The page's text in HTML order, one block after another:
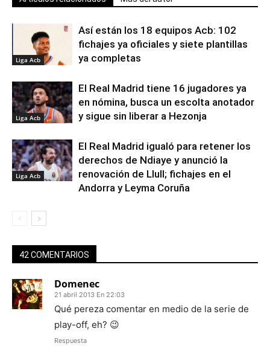
Liga Acb
Así están los 18 equipos Acb: 102
fichajes ya oficiales y siete plantillas
ya completas
Liga Acb
El Real Madrid tiene 16 jugadores ya
en nómina, busca un escolta anotador
y sigue sin liberar a Hezonja
Liga Acb
El Real Madrid igualó para retener los
derechos de Ndiaye y anunció la
renovación de Llull; fichajes en el
Andorra y Leyma Coruña
42 COMENTARIOS
Domenec
21 abril 2013 En 22:03
Qué pereza comentar en medio de la serie de
play-off, eh? 😉
Respuesta